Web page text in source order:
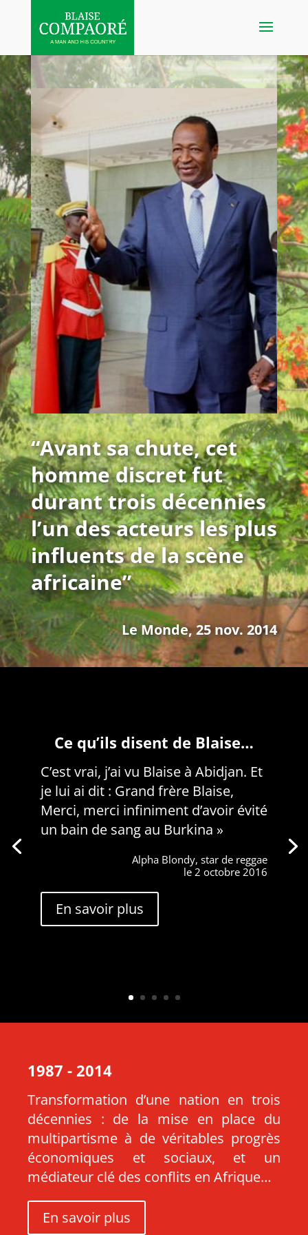
“Avant sa chute, cet
homme discret fut
durant trois décennies
l’un des acteurs les plus
influents de la scène
africaine”
Le Monde, 25 nov. 2014
Ce qu’ils disent de Blaise…
C’est vrai, j’ai vu Blaise à Abidjan. Et
je lui ai dit : Grand frère Blaise,
Merci, merci infiniment d’avoir évité
un bain de sang au Burkina »
Alpha Blondy, star de reggae
le 2 octobre 2016
En savoir plus
1987 - 2014
Transformation d’une nation en trois
décennies : de la mise en place du
multipartisme à de véritables progrès
économiques et sociaux, et un
médiateur clé des conflits en Afrique…
En savoir plus